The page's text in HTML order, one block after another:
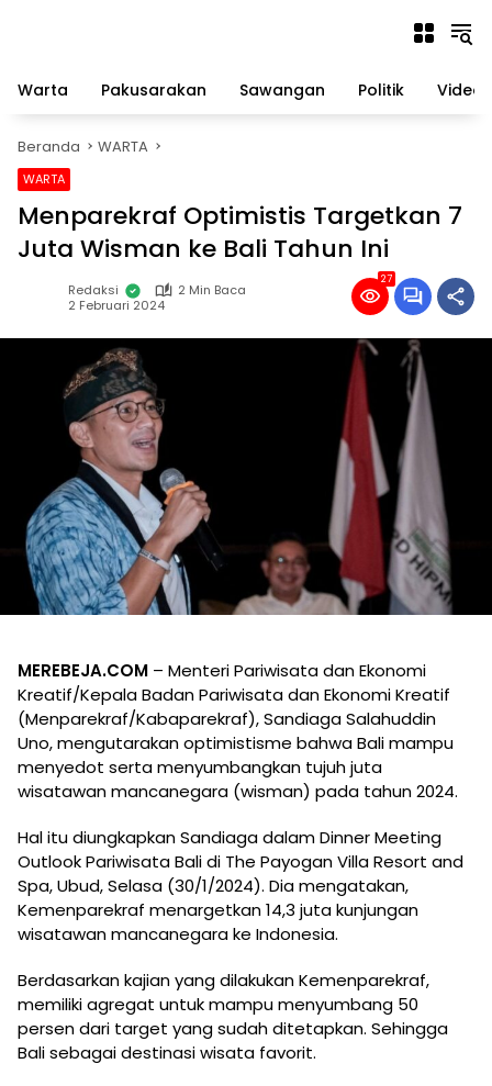
Warta
Pakusarakan Sawangan Politik Video
Beranda WARTA
WARTA
Menparekraf Optimistis Targetkan 7
Juta Wisman ke Bali Tahun Ini
Redaksi
2 Min Baca
2 Februari 2024
27
MEREBEJA.COM – Menteri Pariwisata dan Ekonomi
Kreatif/Kepala Badan Pariwisata dan Ekonomi Kreatif
(Menparekraf/Kabaparekraf), Sandiaga Salahuddin
Uno, mengutarakan optimistisme bahwa Bali mampu
menyedot serta menyumbangkan tujuh juta
wisatawan mancanegara (wisman) pada tahun 2024.
Hal itu diungkapkan Sandiaga dalam Dinner Meeting
Outlook Pariwisata Bali di The Payogan Villa Resort and
Spa, Ubud, Selasa (30/1/2024). Dia mengatakan,
Kemenparekraf menargetkan 14,3 juta kunjungan
wisatawan mancanegara ke Indonesia.
Berdasarkan kajian yang dilakukan Kemenparekraf,
memiliki agregat untuk mampu menyumbang 50
persen dari target yang sudah ditetapkan. Sehingga
Bali sebagai destinasi wisata favorit.